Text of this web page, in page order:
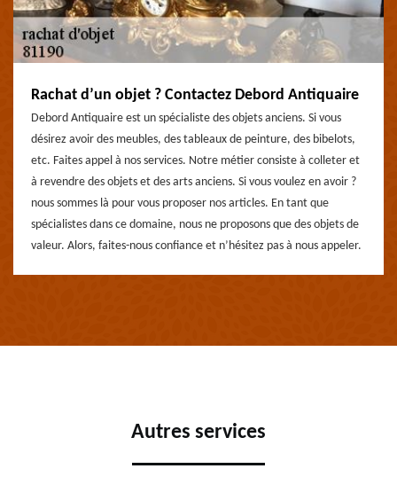
Rachat d’un objet ? Contactez Debord Antiquaire
Debord Antiquaire est un spécialiste des objets anciens. Si vous
désirez avoir des meubles, des tableaux de peinture, des bibelots,
etc. Faites appel à nos services. Notre métier consiste à colleter et
à revendre des objets et des arts anciens. Si vous voulez en avoir ?
nous sommes là pour vous proposer nos articles. En tant que
spécialistes dans ce domaine, nous ne proposons que des objets de
valeur. Alors, faites-nous confiance et n’hésitez pas à nous appeler.
Autres services